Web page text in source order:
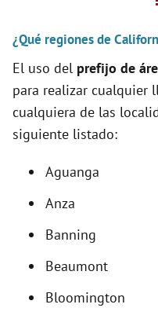
¿Qué regiones de
El uso del prefijo de
para realizar cualquier
cualquiera de las
siguiente listado:
Aguanga
Anza
Banning
Beaumont
Bloomington